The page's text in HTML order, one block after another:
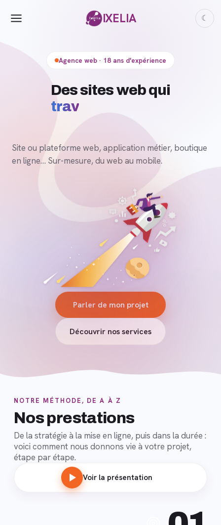
IXELIA ☾
Agence web · 18 ans d'expérience
Site ou plateforme web, application métier, boutique
en ligne… Sur-mesure, du web au mobile.
Parler de mon projet
Découvrir nos services
NOTRE MÉTHODE, DE A À Z
Nos prestations
De la stratégie à la mise en ligne, puis dans la durée :
voici comment nous donnons vie à votre projet,
étape par étape.
Voir la présentation